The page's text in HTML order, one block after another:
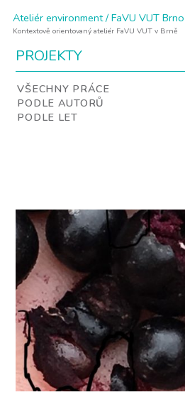
Ateliér environment / FaVU VUT Brno
Kontextově orientovaný ateliér FaVU VUT v Brně
PROJEKTY
VŠECHNY PRÁCE
PODLE AUTORŮ
PODLE LET